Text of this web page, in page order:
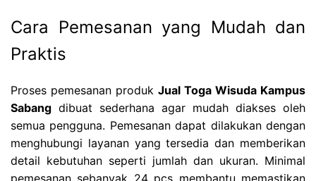
Cara Pemesanan yang Mudah dan
Praktis
Proses pemesanan produk Jual Toga Wisuda Kampus
Sabang dibuat sederhana agar mudah diakses oleh
semua pengguna. Pemesanan dapat dilakukan dengan
menghubungi layanan yang tersedia dan memberikan
detail kebutuhan seperti jumlah dan ukuran. Minimal